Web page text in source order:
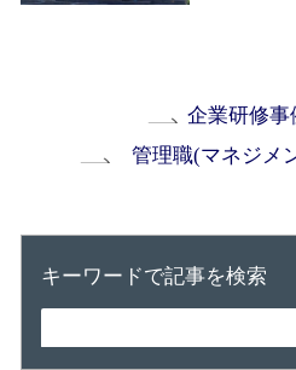
企業研修事
管理職(マネジメ
キーワードで記事を検索